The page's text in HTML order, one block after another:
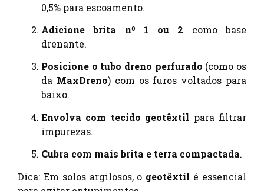
0,5% para escoamento.
Adicione brita nº 1 ou 2 como base
drenante.
Posicione o tubo dreno perfurado (como os
da MaxDreno) com os furos voltados para
baixo.
Envolva com tecido geotêxtil para filtrar
impurezas.
Cubra com mais brita e terra compactada.
Dica: Em solos argilosos, o geotêxtil é essencial